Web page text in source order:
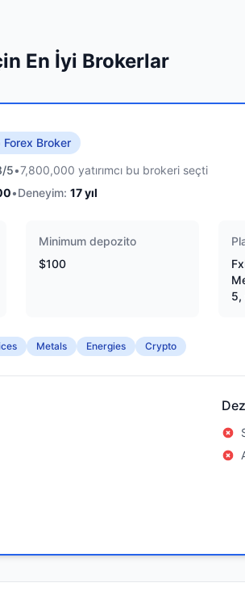
En İyi Brokerlar
Forex Broker
/5•7,800,000 yatırımcı bu brokeri seçti
•Deneyim: 17yıl
Minimum depozito
$100
5,
Metals Energies Crypto